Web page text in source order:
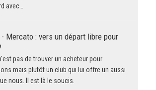
avec…
- Mercato : vers un départ libre pour
pas de trouver un acheteur pour
mais plutôt un club qui lui offre un aussi
nous. Il est là le soucis.